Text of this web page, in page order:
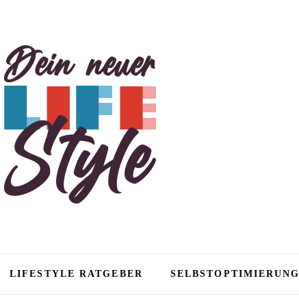
LIFESTYLE RATGEBER SELBSTOPTIMIERUNG